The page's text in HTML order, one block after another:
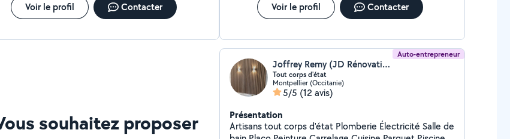
Voir le profil Contacter Voir le profil Contacter
souhaitez proposer
Auto-entrepreneur
Joffrey Remy (JD Rénovation)
Tout corps d'état
Montpellier (Occitanie)
5/5 (12 avis)
Présentation
Artisans tout corps d'état Plomberie Électricité Salle de